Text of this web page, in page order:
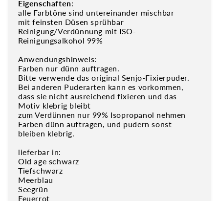
Eigenschaften:
alle Farbtöne sind untereinander mischbar
mit feinsten Düsen sprühbar
Reinigung/Verdünnung mit ISO-
Reinigungsalkohol 99%
Anwendungshinweis:
Farben nur dünn auftragen.
Bitte verwende das original Senjo-Fixierpuder.
Bei anderen Puderarten kann es vorkommen,
dass sie nicht ausreichend fixieren und das
Motiv klebrig bleibt
zum Verdünnen nur 99% Isopropanol nehmen
Farben dünn auftragen, und pudern sonst
bleiben klebrig.
lieferbar in:
Old age schwarz
Tiefschwarz
Meerblau
Seegrün
Feuerrot